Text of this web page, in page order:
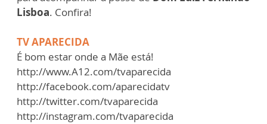
Lisboa. Confira!
TV APARECIDA
É bom estar onde a Mãe está!
http://www.A12.com/tvaparecida
http://facebook.com/aparecidatv
http://twitter.com/tvaparecida
http://instagram.com/tvaparecida